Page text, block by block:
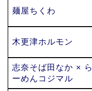
麺屋ちくわ
木更津ホルモン
志奈そば田なか × ら
ーめんコジマル